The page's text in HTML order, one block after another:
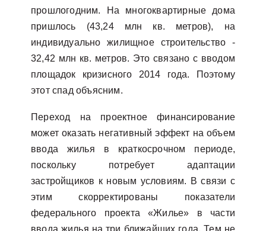
прошлогодним. На многоквартирные дома
пришлось (43,24 млн кв. метров), на
индивидуально жилищное строительство -
32,42 млн кв. метров. Это связано с вводом
площадок кризисного 2014 года. Поэтому
этот спад объясним.
Переход на проектное финансирование
может оказать негативный эффект на объем
ввода жилья в краткосрочном периоде,
поскольку потребует адаптации
застройщиков к новым условиям. В связи с
этим скорректированы показатели
федерального проекта «Жилье» в части
ввода жилья на три ближайших года. Тем не